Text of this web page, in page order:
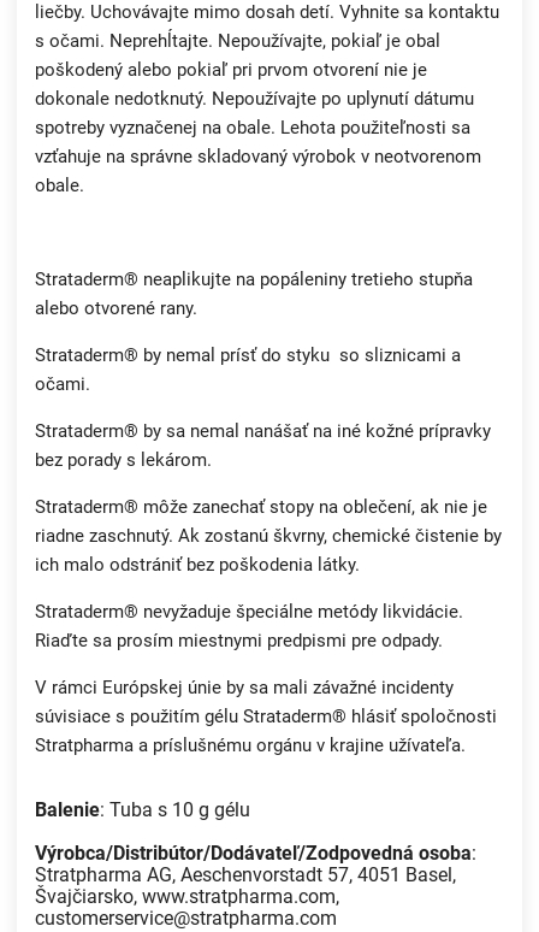
liečby. Uchovávajte mimo dosah detí. Vyhnite sa kontaktu
s očami. Neprehĺtajte. Nepoužívajte, pokiaľ je obal
poškodený alebo pokiaľ pri prvom otvorení nie je
dokonale nedotknutý. Nepoužívajte po uplynutí dátumu
spotreby vyznačenej na obale. Lehota použiteľnosti sa
vzťahuje na správne skladovaný výrobok v neotvorenom
obale.
Strataderm® neaplikujte na popáleniny tretieho stupňa
alebo otvorené rany.
Strataderm® by nemal prísť do styku so sliznicami a
očami.
Strataderm® by sa nemal nanášať na iné kožné prípravky
bez porady s lekárom.
Strataderm® môže zanechať stopy na oblečení, ak nie je
riadne zaschnutý. Ak zostanú škvrny, chemické čistenie by
ich malo odstrániť bez poškodenia látky.
Strataderm® nevyžaduje špeciálne metódy likvidácie.
Riaďte sa prosím miestnymi predpismi pre odpady.
V rámci Európskej únie by sa mali závažné incidenty
súvisiace s použitím gélu Strataderm® hlásiť spoločnosti
Stratpharma a príslušnému orgánu v krajine užívateľa.
Balenie: Tuba s 10 g gélu
Výrobca/Distribútor/Dodávateľ/Zodpovedná osoba:
Stratpharma AG, Aeschenvorstadt 57, 4051 Basel,
Švajčiarsko, www.stratpharma.com,
customerservice@stratpharma.com